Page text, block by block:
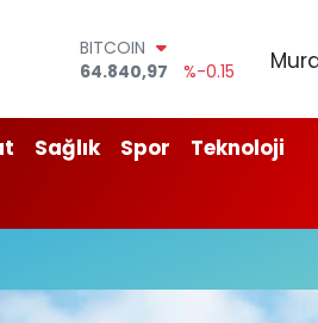
BITCOIN
64.840,97
%-0.15
47,7436
%0.18
EURO
55,2510
BİST100
13.779
Sağlık Spor
Teknoloji